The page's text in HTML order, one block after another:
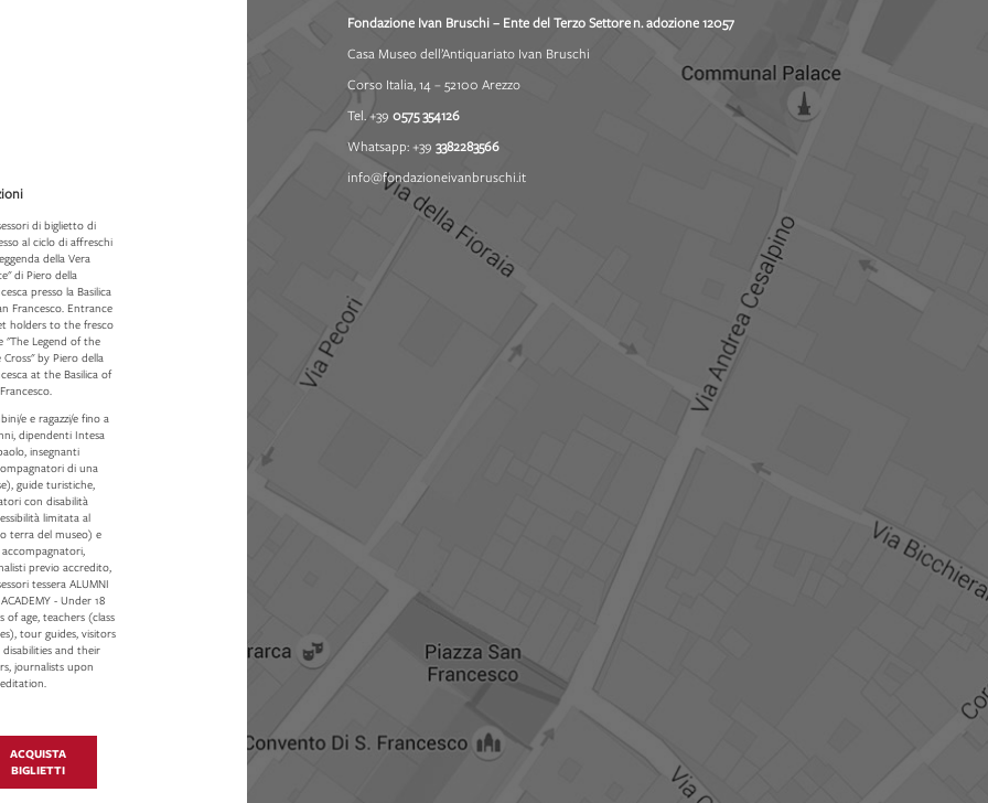
di biglietto di
al ciclo di affreschi
della Vera
di Piero della
presso la Basilica
Francesco. Entrance
holders to the fresco
"The Legend of the
Cross" by Piero della
at the Basilica of
e e ragazzi/e fino a
dipendenti Intesa
insegnanti
di una
guide turistiche,
con disabilità
limitata al
terra del museo) e
previo accredito,
tessera ALUMNI
- Under 18
of age, teachers (class
tour guides, visitors
and their
journalists upon
ACQUISTA
BIGLIETTI
Fondazione Ivan Bruschi – Ente del Terzo Settoren. adozione 12057
Casa Museo dell’Antiquariato Ivan Bruschi
Corso Italia, 14 – 52100 Arezzo
Tel. +390575 354126
Whatsapp: +39 3382283566
info@fondazioneivanbruschi.it